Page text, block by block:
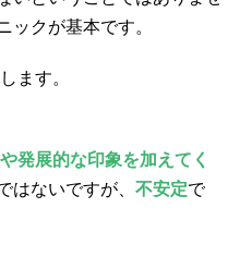
ックが基本です。
ます。
発展的な印象を加えてく
はないですが、 不安定で